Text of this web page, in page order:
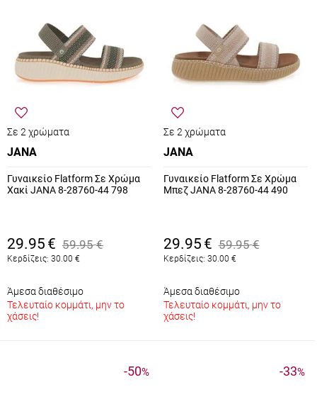
Σε 2 χρώματα
JANA
Γυναικείο Flatform Σε Χρώμα
Χακί JANA 8-28760-44 798
29.95 € 59.95 €
Κερδίζεις: 30.00 €
Άμεσα διαθέσιμο
Τελευταίο κομμάτι, μην το
χάσεις!
Σε 2 χρώματα
JANA
Γυναικείο Flatform Σε Χρώμα
Μπεζ JANA 8-28760-44 490
29.95 € 59.95 €
Κερδίζεις: 30.00 €
Άμεσα διαθέσιμο
Τελευταίο κομμάτι, μην το
χάσεις!
-50% -33%